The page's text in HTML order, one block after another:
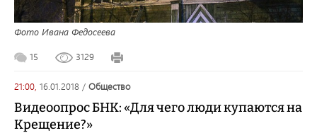
Фото Ивана Федосеева
15 3129
21:00, 16.01.2018 / общество
Видеоопрос БНК: «Для чего люди купаются на
Крещение?»